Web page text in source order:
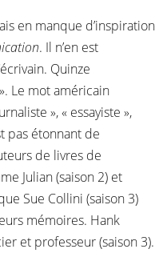
en manque d’inspiration
. Il n’en est
Quinze
Le mot américain
», « essayiste »,
pas étonnant de
de livres de
Julian (saison 2) et
Sue Collini (saison 3)
mémoires. Hank
et professeur (saison 3).